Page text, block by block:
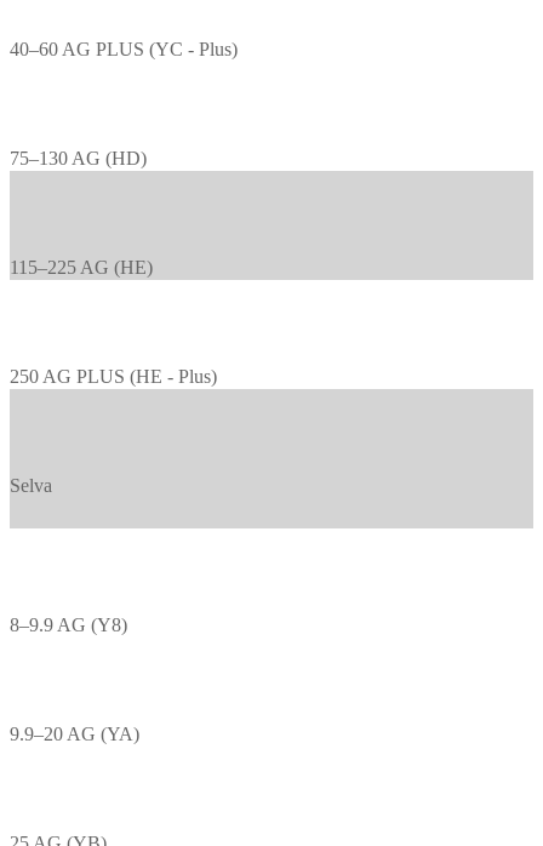
40–60 AG PLUS (YC - Plus)
75–130 AG (HD)
115–225 AG (HE)
250 AG PLUS (HE - Plus)
Selva
8–9.9 AG (Y8)
9.9–20 AG (YA)